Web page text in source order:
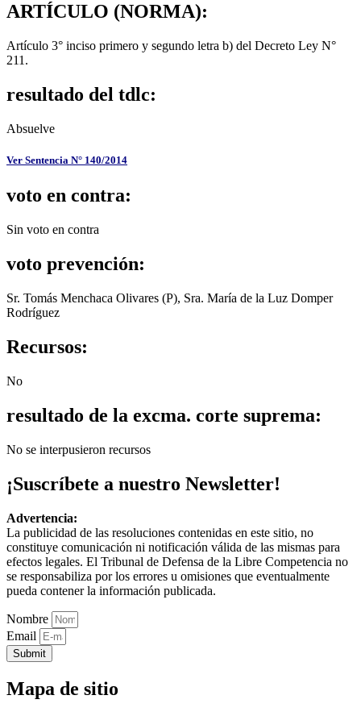
ARTÍCULO (NORMA):
Artículo 3° inciso primero y segundo letra b) del Decreto Ley N°
211.
resultado del tdlc:
Absuelve
Ver Sentencia N° 140/2014
voto en contra:
Sin voto en contra
voto prevención:
Sr. Tomás Menchaca Olivares (P), Sra. María de la Luz Domper
Rodríguez
Recursos:
No
resultado de la excma. corte suprema:
No se interpusieron recursos
¡Suscríbete a nuestro Newsletter!
Advertencia:
La publicidad de las resoluciones contenidas en este sitio, no
constituye comunicación ni notificación válida de las mismas para
efectos legales. El Tribunal de Defensa de la Libre Competencia no
se responsabiliza por los errores u omisiones que eventualmente
pueda contener la información publicada.
Nombre
Email
Submit
Mapa de sitio